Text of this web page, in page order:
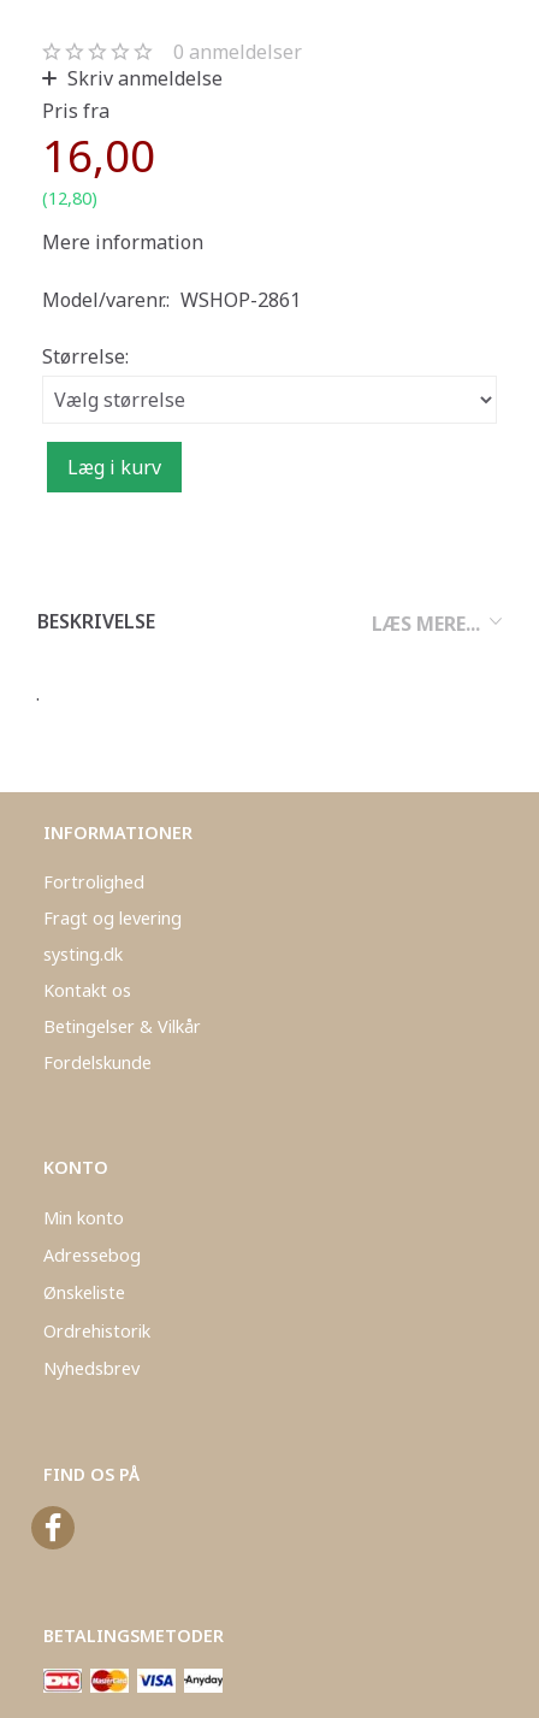
0 anmeldelser
Skriv anmeldelse
Pris fra
16,00
(12,80)
Mere information
Model/varenr.: WSHOP-2861
Størrelse:
Læg i kurv
LÆS MERE...
BESKRIVELSE
.
INFORMATIONER
Fortrolighed
Fragt og levering
systing.dk
Kontakt os
Betingelser & Vilkår
Fordelskunde
KONTO
Min konto
Adressebog
Ønskeliste
Ordrehistorik
Nyhedsbrev
FIND OS PÅ
BETALINGSMETODER